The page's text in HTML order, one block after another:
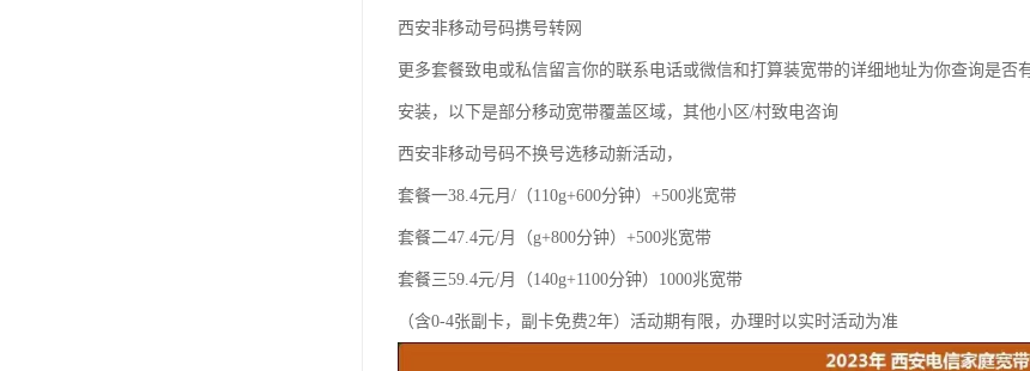
西安非移动号码携号转网
更多套餐致电或私信留言你的联系电话或微信和打算装宽带的详细地址为你查询是
安装，以下是部分移动宽带覆盖区域，其他小区/村致电咨询
西安非移动号码不换号选移动新活动，
套餐一38.4元月/（110g+600分钟）+500兆宽带
套餐二47.4元/月（g+800分钟）+500兆宽带
套餐三59.4元/月（140g+1100分钟）1000兆宽带
（含0-4张副卡，副卡免费2年）活动期有限，办理时以实时活动为准